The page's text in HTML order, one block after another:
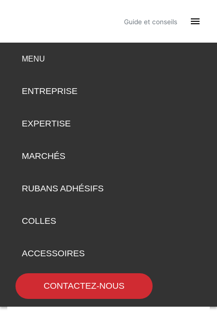
Guide et conseils 
MENU
ENTREPRISE
EXPERTISE
MARCHÉS
RUBANS ADHÉSIFS
COLLES
ACCESSOIRES
CONTACTEZ-NOUS